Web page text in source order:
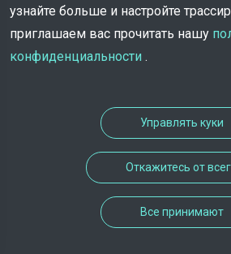
Решение о назначении,
разработанное
узнайте больше и настройте
приглашаем вас прочитать нашу
конфиденциальности .
Управлять куки
Откажитесь от
Все принимают